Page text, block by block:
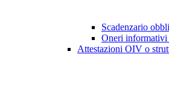
Scadenzario
Oneri informativi
Attestazioni OIV o